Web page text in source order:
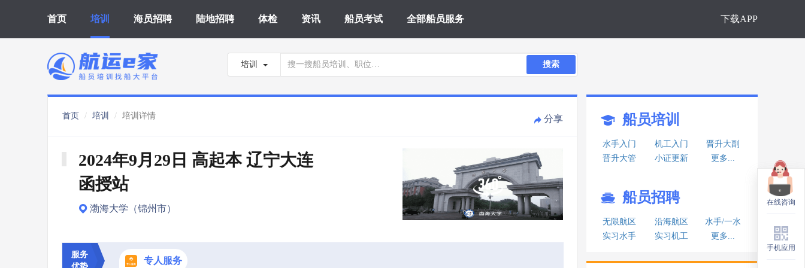
首页 培训 海员招聘 陆地招聘 体检 资讯 船员考试 全部船员服务 下载APP
培训 搜索
首页 培训 培训详情 分享
2024年9月29日 高起本 辽宁大连
函授站
渤海大学（锦州市）
服务
专人服务
船员培训
水手入门 机工入门
晋升大副
晋升大管
小证更新 更多...
船员招聘
无限航区 沿海航区
水手/一水
实习水手
实习机工 更多...
在线咨询
手机应用
在线咨询
手机应用